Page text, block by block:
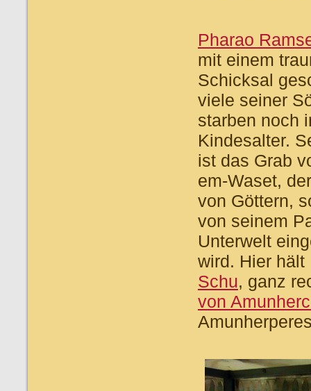
Pharao
mit einem
Schicksal
viele seiner
starben noch
Kindesalter.
ist das Grab
em-Waset,
von Göttern,
von seinem
Unterwelt
wird. Hier hält
Schu, ganz
von